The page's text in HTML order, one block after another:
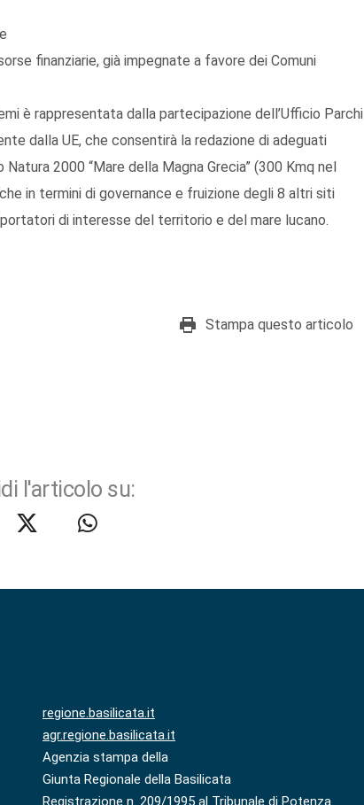
finanziarie, già impegnate a favore dei Comuni
è rappresentata dalla partecipazione dell’Ufficio Parchi
dalla UE, che consentirà la redazione di adeguati
2000 “Mare della Magna Grecia” (300 Kmq nel
in termini di governance e fruizione degli 8 altri siti
di interesse del territorio e del mare lucano.
Stampa questo articolo
l'articolo su:
regione.basilicata.it
agr.regione.basilicata.it
Agenzia stampa della
Giunta Regionale della Basilicata
Registrazione n. 209/1995 al Tribunale di Potenza